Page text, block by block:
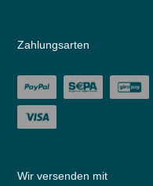
Zahlungsarten
Wir versenden mit